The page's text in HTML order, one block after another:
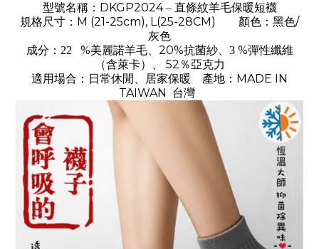
型號名稱： DKGP2024– 直條紋羊毛保暖短襪
規格尺寸： M (21-25cm), L(25-28CM) 顏色： 黑色/
灰色
成分：22 %美麗諾羊毛、20%抗菌紗、3 %彈性纖維
（含萊卡）、 52％亞克力
適用場合：日常休閒、居家保暖 產地： MADE IN
TAIWAN
台灣